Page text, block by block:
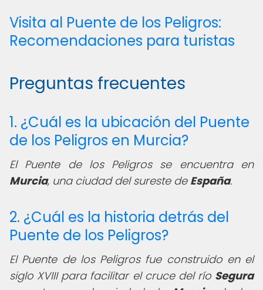
Visita al Puente de los Peligros:
Recomendaciones para turistas
Preguntas frecuentes
1. ¿Cuál es la ubicación del Puente
de los Peligros en Murcia?
El Puente de los Peligros se encuentra en
Murcia, una ciudad del sureste de España.
2. ¿Cuál es la historia detrás del
Puente de los Peligros?
El Puente de los Peligros fue construido en el
siglo XVIII para facilitar el cruce del río Segura